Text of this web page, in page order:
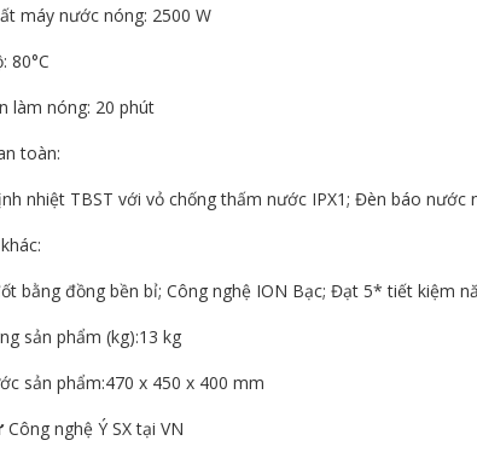
máy nước nóng: 2500 W
80°C
làm nóng: 20 phút
toàn:
nhiệt TBST với vỏ chống thấm nước IPX1; Đèn báo nước
bằng đồng bền bỉ; Công nghệ ION Bạc; Đạt 5* tiết kiệm
sản phẩm (kg):13 kg
sản phẩm:470 x 450 x 400 mm
Công nghệ Ý SX tại VN